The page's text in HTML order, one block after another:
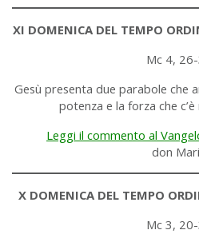
XI DOMENICA DEL TEMPO
Mc 4,
Gesù presenta due parabole che
potenza e la forza che
Leggi il commento al
don
X DOMENICA DEL TEMPO
Mc 3,